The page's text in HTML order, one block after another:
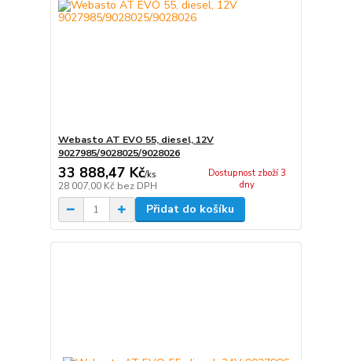
Webasto AT EVO 55, diesel, 12V
9027985/9028025/9028026
33 888,47 Kč/ks
28 007,00 Kč bez DPH
Dostupnost zboží 3
dny
Přidat do košíku